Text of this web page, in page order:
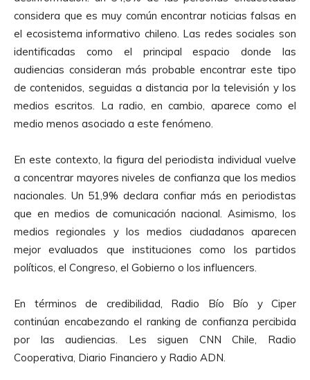
considera que es muy común encontrar noticias falsas en
el ecosistema informativo chileno. Las redes sociales son
identificadas como el principal espacio donde las
audiencias consideran más probable encontrar este tipo
de contenidos, seguidas a distancia por la televisión y los
medios escritos. La radio, en cambio, aparece como el
medio menos asociado a este fenómeno.
En este contexto, la figura del periodista individual vuelve
a concentrar mayores niveles de confianza que los medios
nacionales. Un 51,9% declara confiar más en periodistas
que en medios de comunicación nacional. Asimismo, los
medios regionales y los medios ciudadanos aparecen
mejor evaluados que instituciones como los partidos
políticos, el Congreso, el Gobierno o los influencers.
En términos de credibilidad, Radio Bío Bío y Ciper
continúan encabezando el ranking de confianza percibida
por las audiencias. Les siguen CNN Chile, Radio
Cooperativa, Diario Financiero y Radio ADN.